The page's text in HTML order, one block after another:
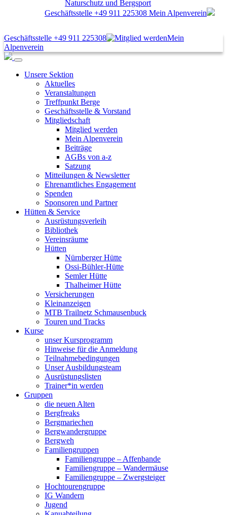
Naturschutz und Bergsport
Geschäftsstelle +49 911 225308 Mein Alpenverein
Geschäftsstelle +49 911 225308
Mein
Alpenverein
Unsere Sektion
Aktuelles
Veranstaltungen
Treffpunkt Berge
Geschäftsstelle & Vorstand
Mitgliedschaft
Mitglied werden
Mein Alpenverein
Beiträge
AGBs von a-z
Satzung
Mitteilungen & Newsletter
Ehrenamtliches Engagement
Spenden
Sponsoren und Partner
Hütten & Service
Ausrüstungsverleih
Bibliothek
Vereinsräume
Hütten
Nürnberger Hütte
Ossi-Bühler-Hütte
Semler Hütte
Thalheimer Hütte
Versicherungen
Kleinanzeigen
MTB Trailnetz Schmausenbuck
Touren und Tracks
Kurse
unser Kursprogramm
Hinweise für die Anmeldung
Teilnahmebedingungen
Unser Ausbildungsteam
Ausrüstungslisten
Trainer*in werden
Gruppen
die neuen Alten
Bergfreaks
Bergmariechen
Bergwandergruppe
Bergweh
Familiengruppen
Familiengruppe – Affenbande
Familiengruppe – Wandermäuse
Familiengruppe – Zwergsteiger
Hochtourengruppe
IG Wandern
Jugend